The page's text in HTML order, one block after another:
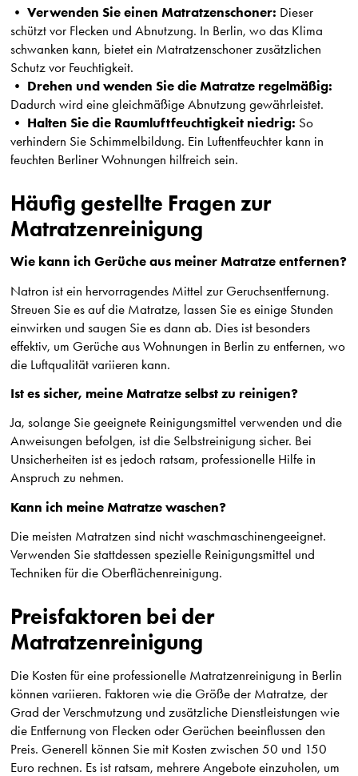
•Verwenden Sie einen Matratzenschoner: Dieser
schützt vor Flecken und Abnutzung. In Berlin, wo das Klima
schwanken kann, bietet ein Matratzenschoner zusätzlichen
Schutz vor Feuchtigkeit.
• Drehen und wenden Sie die Matratze regelmäßig:
Dadurch wird eine gleichmäßige Abnutzung gewährleistet.
• Halten Sie die Raumluftfeuchtigkeit niedrig: So
verhindern Sie Schimmelbildung. Ein Luftentfeuchter kann in
feuchten Berliner Wohnungen hilfreich sein.
Häufig gestellte Fragen zur
Matratzenreinigung
Wie kann ich Gerüche aus meiner Matratze entfernen?
Natron ist ein hervorragendes Mittel zur Geruchsentfernung.
Streuen Sie es auf die Matratze, lassen Sie es einige Stunden
einwirken und saugen Sie es dann ab. Dies ist besonders
effektiv, um Gerüche aus Wohnungen in Berlin zu entfernen, wo
die Luftqualität variieren kann.
Ist es sicher, meine Matratze selbst zu reinigen?
Ja, solange Sie geeignete Reinigungsmittel verwenden und die
Anweisungen befolgen, ist die Selbstreinigung sicher. Bei
Unsicherheiten ist es jedoch ratsam, professionelle Hilfe in
Anspruch zu nehmen.
Kann ich meine Matratze waschen?
Die meisten Matratzen sind nicht waschmaschinengeeignet.
Verwenden Sie stattdessen spezielle Reinigungsmittel und
Techniken für die Oberflächenreinigung.
Preisfaktoren bei der
Matratzenreinigung
Die Kosten für eine professionelle Matratzenreinigung in Berlin
können variieren. Faktoren wie die Größe der Matratze, der
Grad der Verschmutzung und zusätzliche Dienstleistungen wie
die Entfernung von Flecken oder Gerüchen beeinflussen den
Preis. Generell können Sie mit Kosten zwischen 50 und 150
Euro rechnen. Es ist ratsam, mehrere Angebote einzuholen, um